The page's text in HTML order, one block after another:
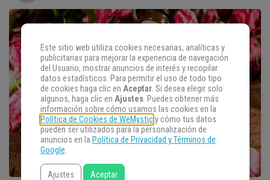
Este sitio web utiliza cookies necesarias, analíticas y
publicitarias para mejorar la experiencia de navegación
del Usuario, mostrar anuncios de interés y recopilar
datos estadísticos. Para permitir el uso de todo tipo
de cookies haga clic en Aceptar. Si desea elegir solo
algunos, haga clic en Ajustes. Puedes obtener más
información sobre cómo usamos las cookies en la
Política de Cookies de WeMysticy cómo tus datos
pueden ser utilizados para la personalización de
anuncios en la Política de Privacidad y Términos de
Google.
Ajustes Aceptar